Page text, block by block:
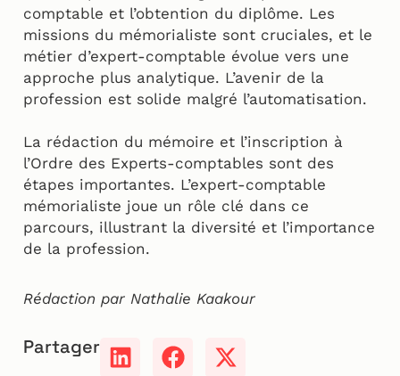
comptable et l’obtention du diplôme. Les
missions du mémorialiste sont cruciales, et le
métier d’expert-comptable évolue vers une
approche plus analytique. L’avenir de la
profession est solide malgré l’automatisation.
La rédaction du mémoire et l’inscription à
l’Ordre des Experts-comptables sont des
étapes importantes. L’expert-comptable
mémorialiste joue un rôle clé dans ce
parcours, illustrant la diversité et l’importance
de la profession.
Rédaction par Nathalie Kaakour
Partager